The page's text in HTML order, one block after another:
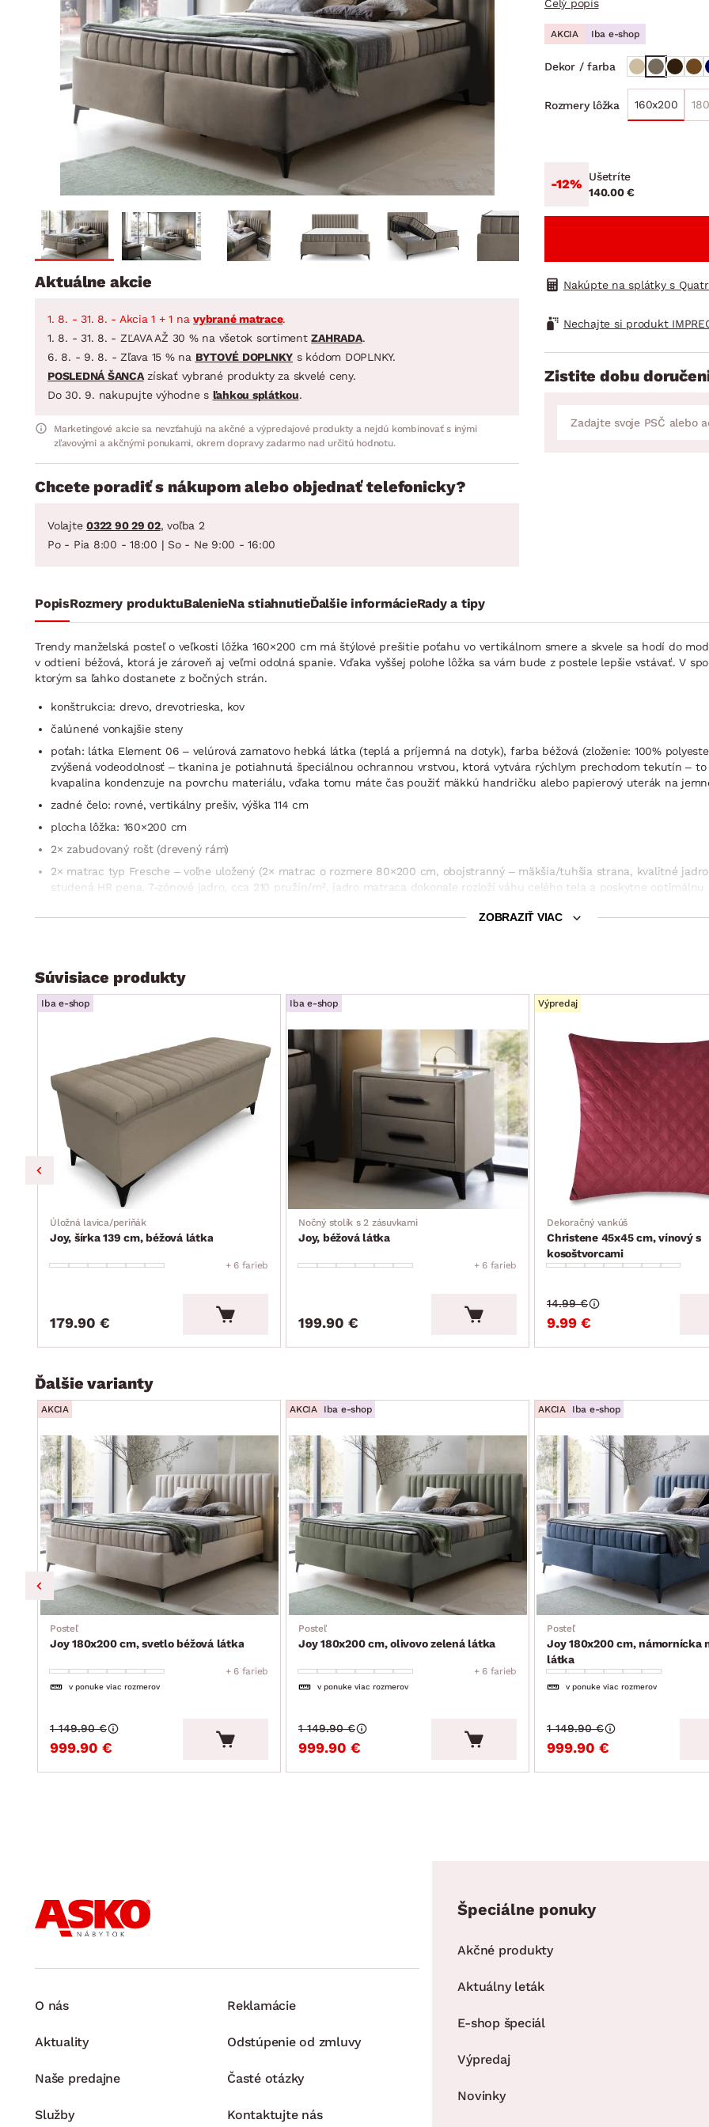
Detská izba
Predsieň, šatník a chodba
Kúpeľňa
Záhrada
Domácnosť
BYTOVÝ TEXTIL
Prikrývky
Vankúše
Koberce
Závesy a žalúzie
STOLOVANIE A VARENIE
Jedálenský servis
Príbory
Hrnce
Zobrazit vše
DOMÁCE SPOTREBIČE
VEĽKÁ NOC
Kúpeľňové zostavy
Jedálenské zostavy
Záhradné zostavy
Celý popis
AKCIA Iba e-shop
Dekor / farba
Rozmery lôžka 160x200
-12%
Ušetríte
140.00 €
Nakúpte na splátky s
Nechajte si produkt
Zistite dobu
Aktuálne akcie
1. 8. - 31. 8. - Akcia 1 + 1 na vybrané matrace.
1. 8. - 31. 8. - ZĽAVA AŽ 30 % na všetok sortimentZAHRADA.
6. 8. - 9. 8. - Zľava 15 % na BYTOVÉ DOPLNKY s kódom DOPLNKY.
POSLEDNÁ ŠANCAzískať vybrané produkty za skvelé ceny.
Do 30. 9. nakupujte výhodne s ľahkou splátkou.
Marketingové akcie sa nevzťahujú na akčné a výpredajové produkty a nejdú kombinovať s inými
zľavovými a akčnými ponukami, okrem dopravy zadarmo nad určitú hodnotu.
Chcete poradiť s nákupom alebo objednať telefonicky?
Volajte 0322 90 29 02, voľba 2
Po - Pia 8:00 - 18:00 | So - Ne 9:00 - 16:00
PopisRozmery produktuBalenieNa stiahnutieĎalšie informácieRady a tipy
Trendy manželská posteľ o veľkosti lôžka 160×200 cm má štýlové prešitie poťahu vo vertikálnom smere a skvele sa hodí do
v odtieni béžová, ktorá je zároveň aj veľmi odolná spanie. Vďaka vyššej polohe lôžka sa vám bude z postele lepšie vstávať. V
ktorým sa ľahko dostanete z bočných strán.
konštrukcia: drevo, drevotrieska, kov
čalúnené vonkajšie steny
poťah: látka Element 06 – velúrová zamatovo hebká látka (teplá a príjemná na dotyk), farba béžová (zloženie: 100%
zvýšená vodeodolnosť – tkanina je potiahnutá špeciálnou ochrannou vrstvou, ktorá vytvára rýchlym prechodom tekutín –
kvapalina kondenzuje na povrchu materiálu, vďaka tomu máte čas použiť mäkkú handričku alebo papierový uterák na
zadné čelo: rovné, vertikálny prešiv, výška 114 cm
plocha lôžka: 160×200 cm
2× zabudovaný rošt (drevený rám)
2× matrac typ Fresche – voľne uložený (2× matrac o rozmere 80×200 cm, obojstranný – mäkšia/tuhšia strana, kvalitné
studená HR pena, 7-zónové jadro, cca 210 pružín/m², jadro matraca dokonale rozloží váhu celého tela a poskytne
nosnosť matraca do 120 kg, poťah: úprava ložnej plochy – lepšie odoláva baktériám, matrac voľne uložený na rošt –
nohy: moderný design, čierne, výška 12 cm
moderný trendy štýl
kvalitné spracovanie
bez vyobrazenej deky, vankúšov a lôžkovín
dodávané v čiastočnom demonte
ZOBRAZIŤ VIAC
Súvisiace produkty
Iba e-shop
Úložná lavica/periňák
Joy, šírka 139 cm, béžová látka
+ 6 farieb
179.90 €
Iba e-shop
Nočný stolík s 2 zásuvkami
Joy, béžová látka
+ 6 farieb
199.90 €
Výpredaj
Dekoračný vankúš
Christene 45x45 cm, vínový s
kosoštvorcami
9.99 €
14.99 €
Ďalšie varianty
AKCIA
Posteľ
Joy 180x200 cm, svetlo béžová látka
+ 6 farieb
v ponuke viac rozmerov
999.90 €
1 149.90 €
AKCIA Iba e-shop
Posteľ
Joy 180x200 cm, olivovo zelená látka
+ 6 farieb
v ponuke viac rozmerov
999.90 €
1 149.90 €
AKCIA Iba e-shop
Posteľ
Joy 180x200 cm, námornícka
látka
v ponuke viac rozmerov
999.90 €
1 149.90 €
O nás
Aktuality
Naše predajne
Služby
Reklamácie
Odstúpenie od zmluvy
Časté otázky
Kontaktujte nás
Špeciálne ponuky
Akčné produkty
Aktuálny leták
E-shop špeciál
Výpredaj
Novinky